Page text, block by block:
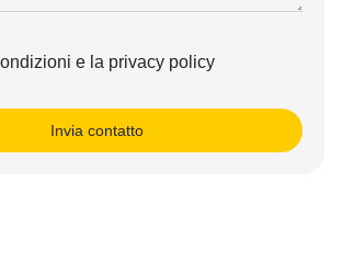
e la privacy policy
Invia contatto